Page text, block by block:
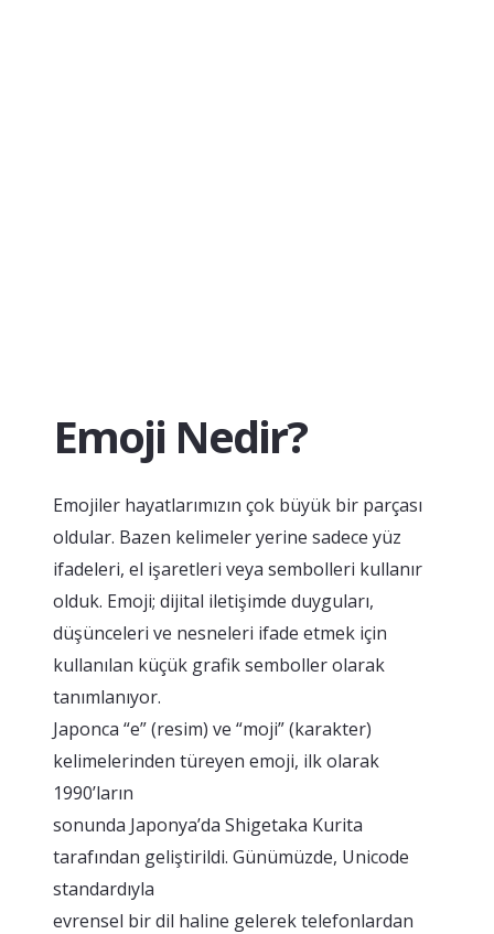
Emoji Nedir?
Emojiler hayatlarımızın çok büyük bir parçası
oldular. Bazen kelimeler yerine sadece yüz
ifadeleri, el işaretleri veya sembolleri kullanır
olduk. Emoji; dijital iletişimde duyguları,
düşünceleri ve nesneleri ifade etmek için
kullanılan küçük grafik semboller olarak
tanımlanıyor.
Japonca “e” (resim) ve “moji” (karakter)
kelimelerinden türeyen emoji, ilk olarak
1990’ların
sonunda Japonya’da Shigetaka Kurita
tarafından geliştirildi. Günümüzde, Unicode
standardıyla
evrensel bir dil haline gelerek telefonlardan